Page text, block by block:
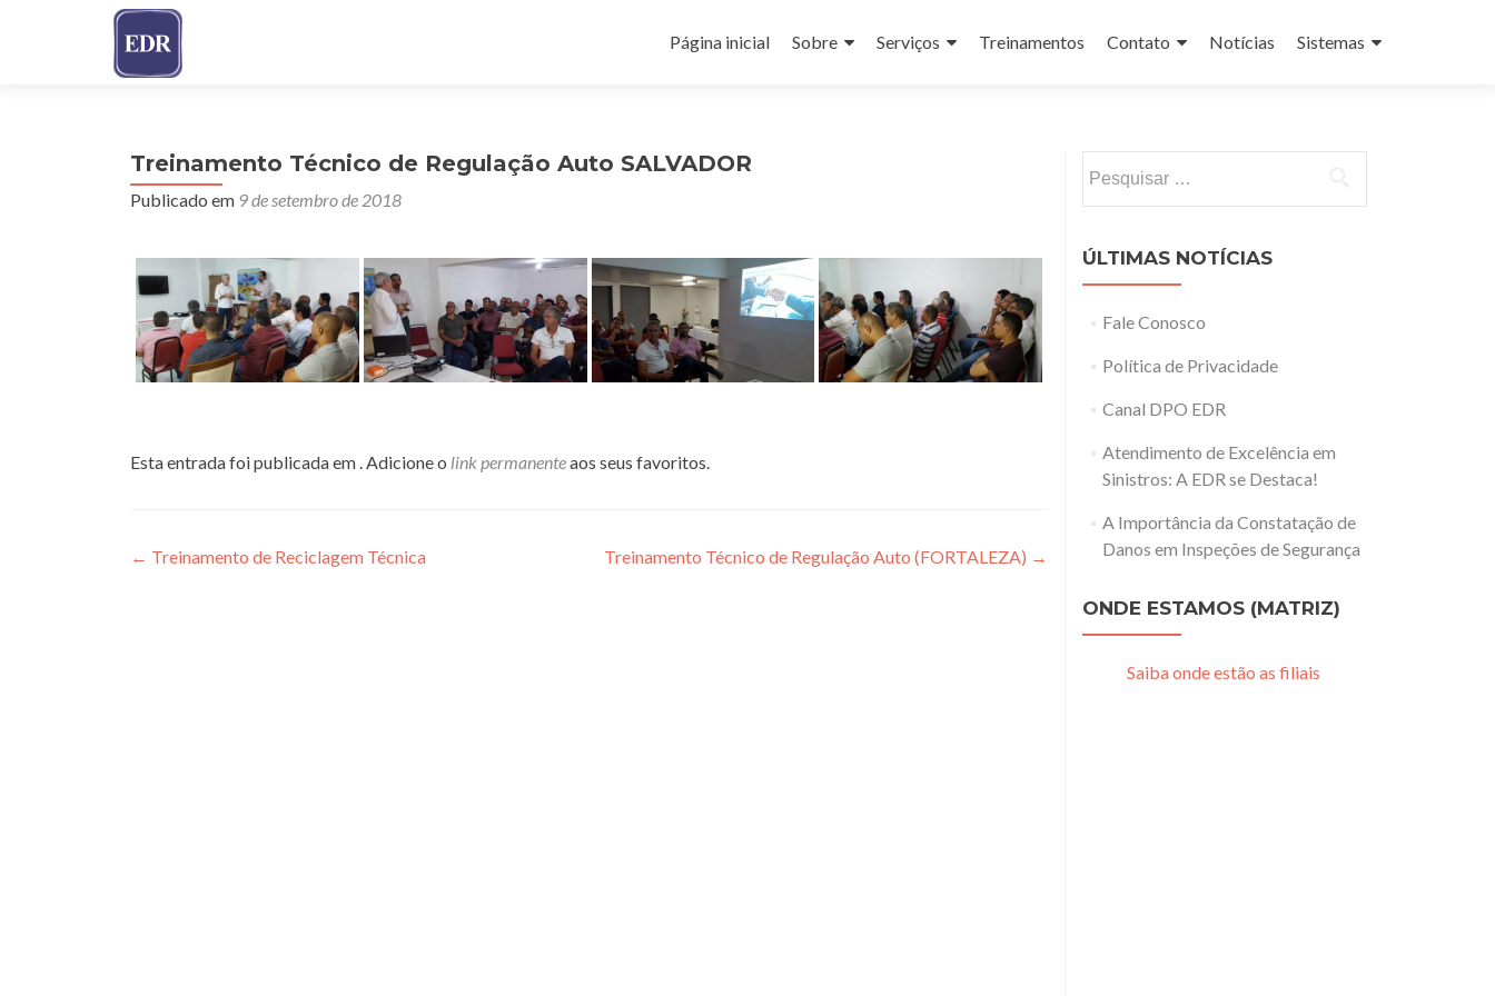
para
Página inicial Sobre Serviços Treinamentos Contato Notícias Sistemas
Treinamento Técnico de Regulação Auto SALVADOR
Publicado em 9 de setembro de 2018
Esta entrada foi publicada em . Adicione o link permanenteaos seus favoritos.
Navegação
← Treinamento de Reciclagem Técnica Treinamento Técnico de Regulação Auto (FORTALEZA) →
por:
ÚLTIMAS NOTÍCIAS
Fale Conosco
Política de Privacidade
Canal DPO EDR
Atendimento de Excelência em
Sinistros: A EDR se Destaca!
A Importância da Constatação de
Danos em Inspeções de Segurança
ONDE ESTAMOS (MATRIZ)
Saiba onde estão as filiais